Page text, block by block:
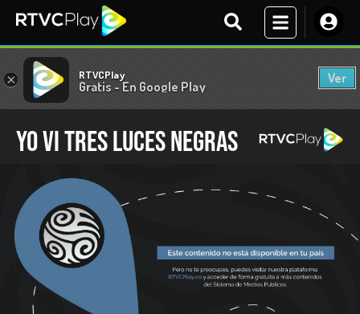
× RTVCPlay
Gratis - En Google Play
Ver
Yo vi tres luces negras